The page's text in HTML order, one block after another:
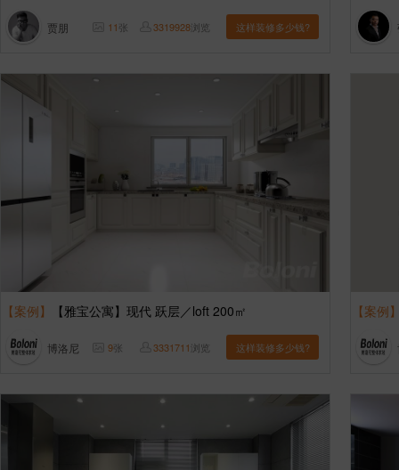
贾朋 11张 3319928浏览 这样装修多少钱?
【案例】 【雅宝公寓】现代 跃层／loft 200㎡
博洛尼 9张 3331711浏览 这样装修多少钱?
【案例